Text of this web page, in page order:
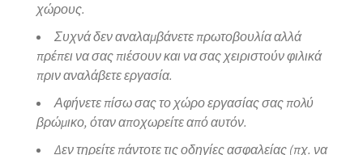
χώρους.
Συχνά δεν αναλαμβάνετε πρωτοβουλία αλλά
πρέπει να σας πιέσουν και να σας χειριστούν φιλικά
πριν αναλάβετε εργασία.
Αφήνετε πίσω σας το χώρο εργασίας σας πολύ
βρώμικο, όταν αποχωρείτε από αυτόν.
Δεν τηρείτε πάντοτε τις οδηγίες ασφαλείας (πχ. να